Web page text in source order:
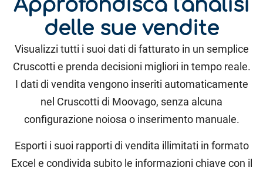
Approfondisca l'analisi
delle sue vendite
Visualizzi tutti i suoi dati di fatturato in un semplice
Cruscotti e prenda decisioni migliori in tempo reale.
I dati di vendita vengono inseriti automaticamente
nel Cruscotti di Moovago, senza alcuna
configurazione noiosa o inserimento manuale.
Esporti i suoi rapporti di vendita illimitati in formato
Excel e condivida subito le informazioni chiave con il